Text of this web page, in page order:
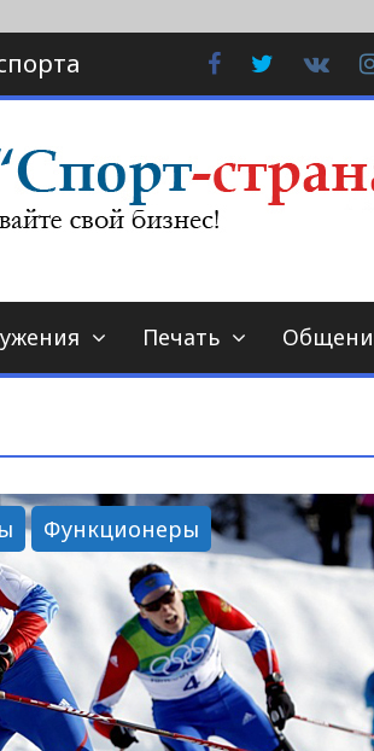
FacebookTwitter
Печать
Функционеры